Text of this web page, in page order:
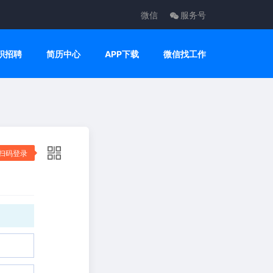
微信 服务号
招聘 简历中心 APP下载 微信找工作
码登录